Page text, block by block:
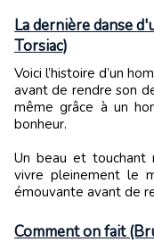
La dernière danse
Torsiac)
Voici l’histoire d’un homme qui retrouve le goût de vivre juste
avant de rendre son
même grâce à un
bonheur.
Un beau et touchant
vivre pleinement le
émouvante avant de
Comment on fait